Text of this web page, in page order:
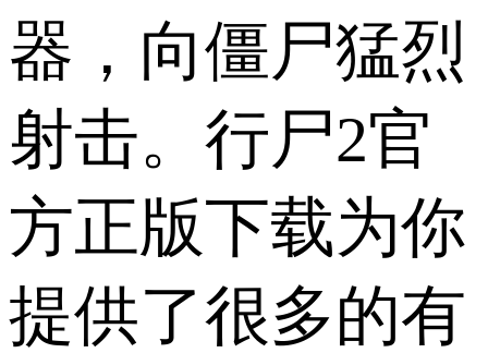
器，向僵尸猛烈
射击。行尸2官
方正版下载为你
提供了很多的有